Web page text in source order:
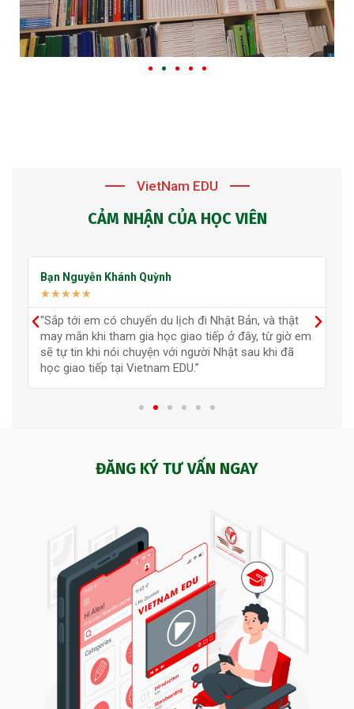
VietNam EDU
CẢM NHẬN CỦA HỌC VIÊN
Bạn Nguyễn Minh Anh
★★★★★
“Tiếng Nhật bây giờ là ngoại ngữ thứ 2 em tự tin sử
dụng sau tiếng Anh, đăng ký học giao tiếp ở đây đã
giúp đỡ em rất nhiều trong việc học ngoại ngữ.”
ĐĂNG KÝ TƯ VẤN NGAY